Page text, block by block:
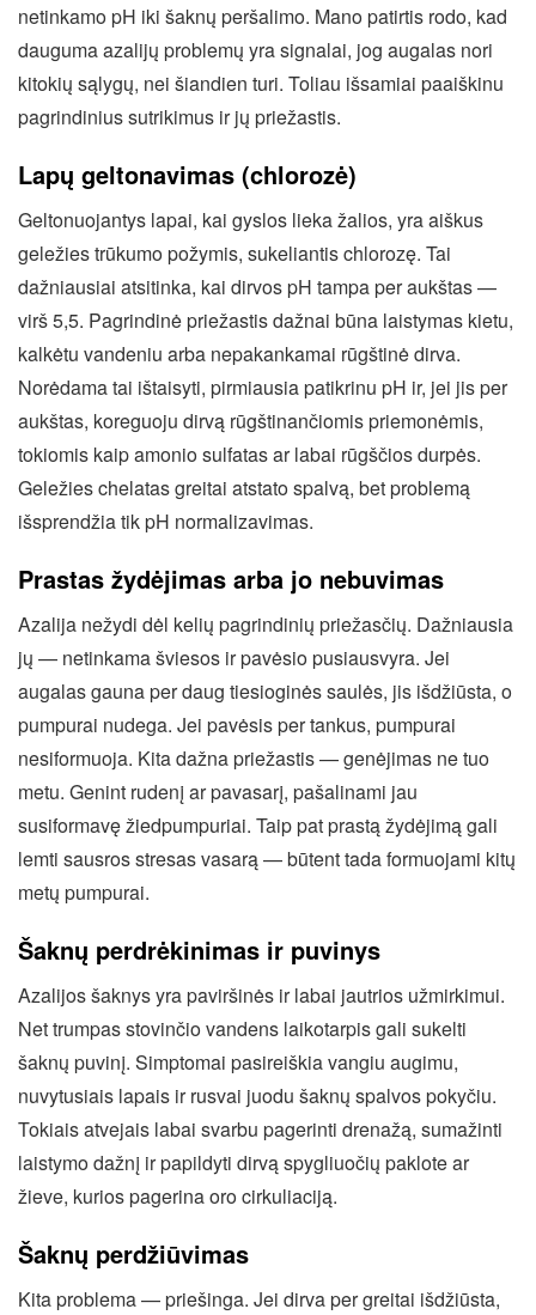
netinkamo pH iki šaknų peršalimo. Mano patirtis rodo, kad
dauguma azalijų problemų yra signalai, jog augalas nori
kitokių sąlygų, nei šiandien turi. Toliau išsamiai paaiškinu
pagrindinius sutrikimus ir jų priežastis.
Lapų geltonavimas (chlorozė)
Geltonuojantys lapai, kai gyslos lieka žalios, yra aiškus
geležies trūkumo požymis, sukeliantis chlorozę. Tai
dažniausiai atsitinka, kai dirvos pH tampa per aukštas —
virš 5,5. Pagrindinė priežastis dažnai būna laistymas kietu,
kalkėtu vandeniu arba nepakankamai rūgštinė dirva.
Norėdama tai ištaisyti, pirmiausia patikrinu pH ir, jei jis per
aukštas, koreguoju dirvą rūgštinančiomis priemonėmis,
tokiomis kaip amonio sulfatas ar labai rūgščios durpės.
Geležies chelatas greitai atstato spalvą, bet problemą
išsprendžia tik pH normalizavimas.
Prastas žydėjimas arba jo nebuvimas
Azalija nežydi dėl kelių pagrindinių priežasčių. Dažniausia
jų — netinkama šviesos ir pavėsio pusiausvyra. Jei
augalas gauna per daug tiesioginės saulės, jis išdžiūsta, o
pumpurai nudega. Jei pavėsis per tankus, pumpurai
nesiformuoja. Kita dažna priežastis — genėjimas ne tuo
metu. Genint rudenį ar pavasarį, pašalinami jau
susiformavę žiedpumpuriai. Taip pat prastą žydėjimą gali
lemti sausros stresas vasarą — būtent tada formuojami kitų
metų pumpurai.
Šaknų perdrėkinimas ir puvinys
Azalijos šaknys yra paviršinės ir labai jautrios užmirkimui.
Net trumpas stovinčio vandens laikotarpis gali sukelti
šaknų puvinį. Simptomai pasireiškia vangiu augimu,
nuvytusiais lapais ir rusvai juodu šaknų spalvos pokyčiu.
Tokiais atvejais labai svarbu pagerinti drenažą, sumažinti
laistymo dažnį ir papildyti dirvą spygliuočių paklote ar
žieve, kurios pagerina oro cirkuliaciją.
Šaknų perdžiūvimas
Kita problema — priešinga. Jei dirva per greitai išdžiūsta,